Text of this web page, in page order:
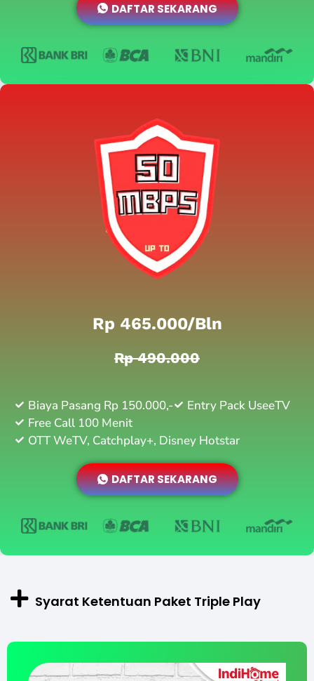
DAFTAR SEKARANG
Rp 465.000/bln
Rp 490.000
Biaya Pasang Rp 150.000,-
Entry Pack UseeTV
Free Call 100 Menit
OTT WeTV, Catchplay+, Disney Hotstar
DAFTAR SEKARANG
Syarat Ketentuan Paket Triple Play